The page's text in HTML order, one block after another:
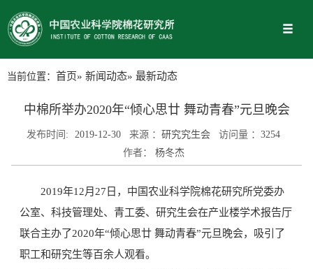
当前位置： 首页» 新闻动态» 最新动态
中棉所举办2020年“倾心思廿 舞动青春”元旦晚会
发布时间: 2019-12-30 来源 ： 研究究生会 访问量 ：3254
作者：
杨冬杰
2019年12月27日，中国农业科学院棉花研究所党委办
公室、科技管理处、青工委、研究生会在产业楼学术报告厅
联合主办了2020年“倾心思廿 舞动青春”元旦晚会，吸引了
职工和研究生等百余人观看。